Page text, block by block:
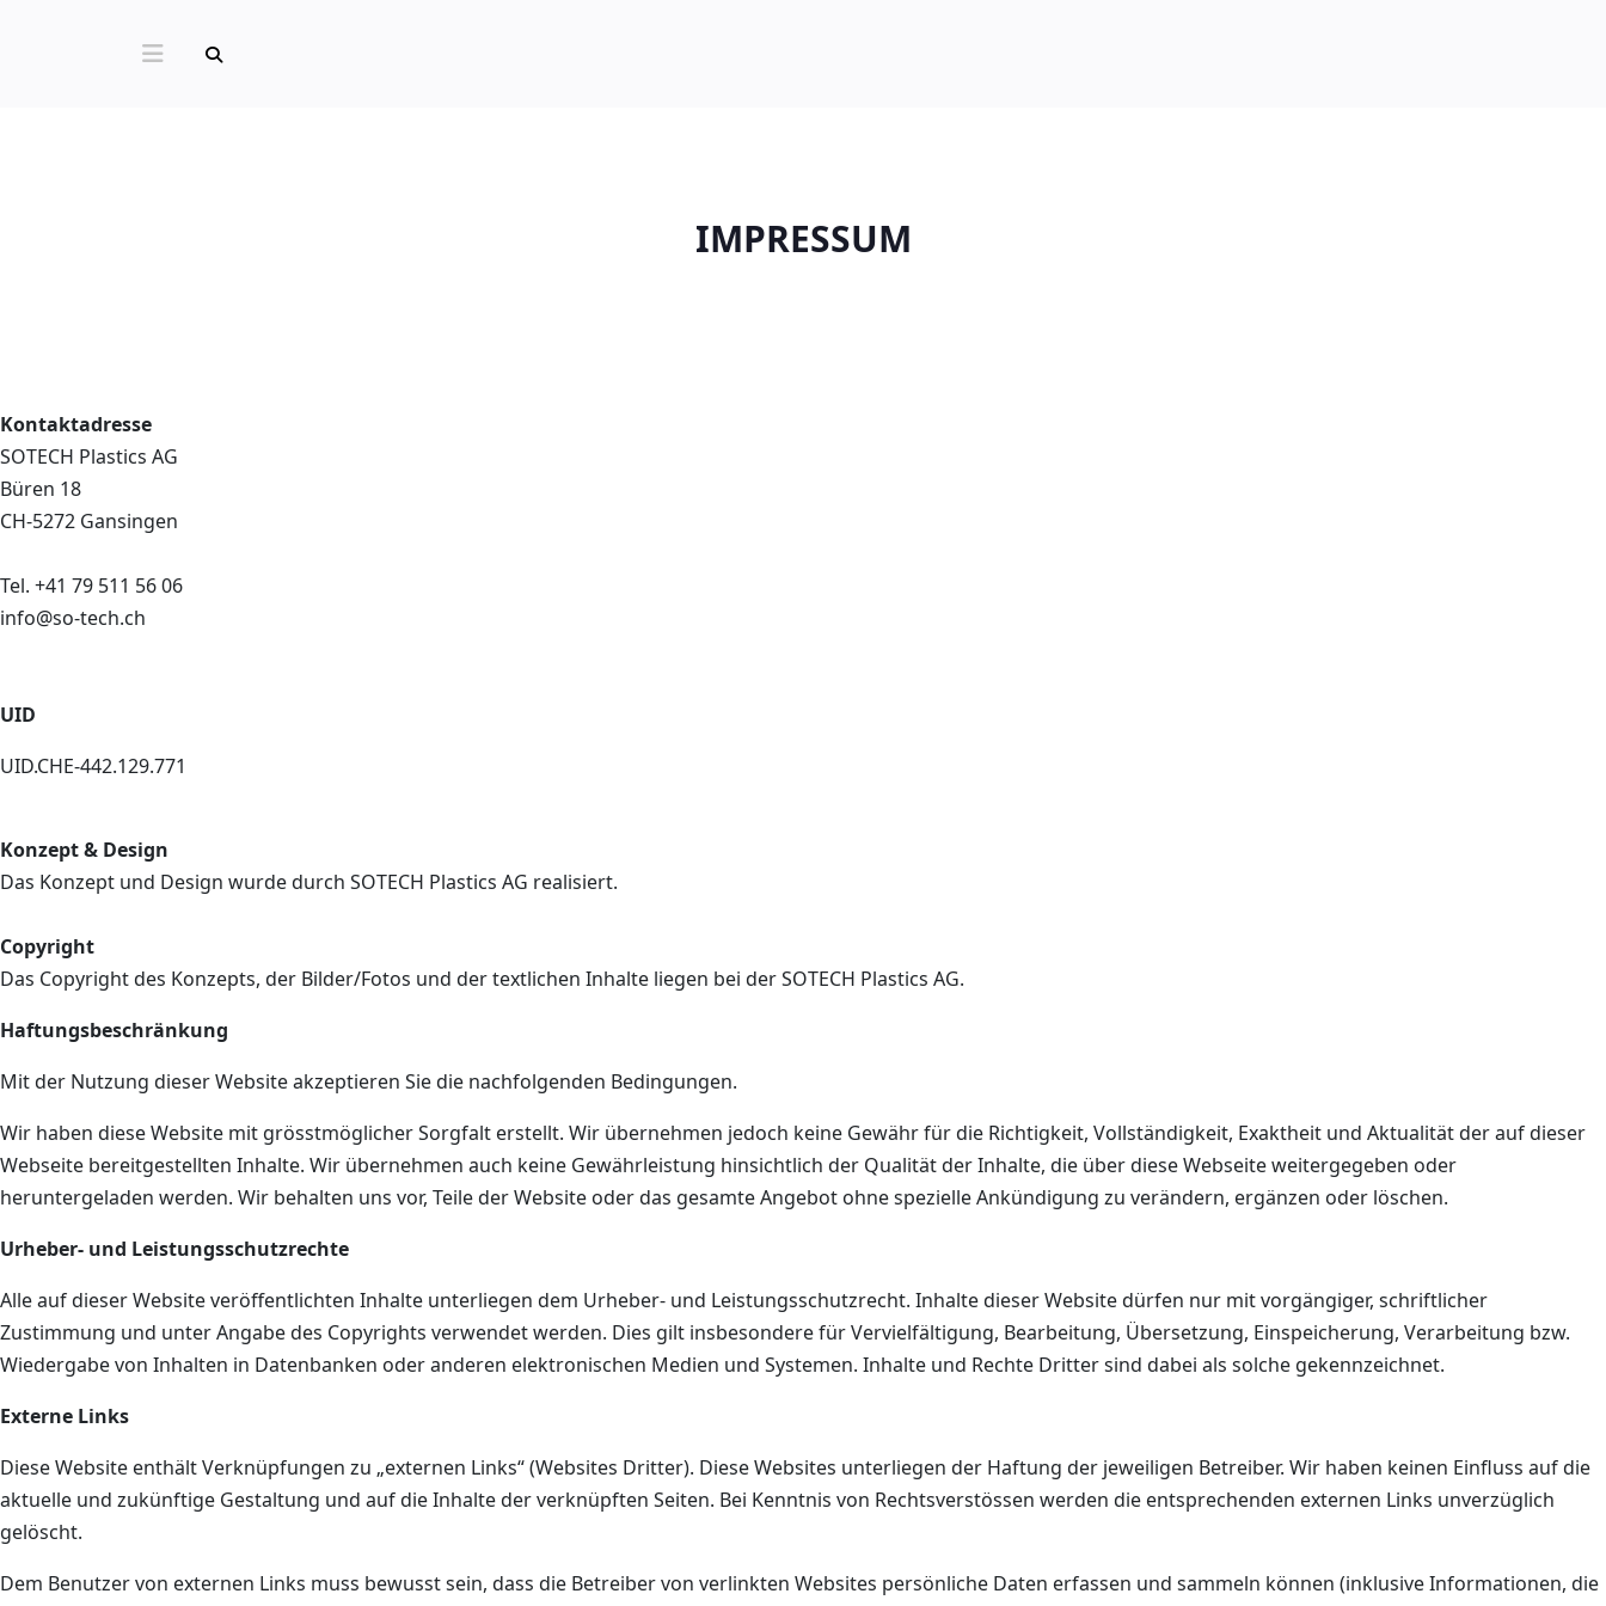
IMPRESSUM
Kontaktadresse
SOTECH Plastics AG
Büren 18
CH-5272 Gansingen
Tel. +41 79 511 56 06
info@so-tech.ch
UID
UID.CHE-442.129.771
Konzept & Design
Das Konzept und Design wurde durch SOTECH Plastics AG realisiert.
Copyright
Das Copyright des Konzepts, der Bilder/Fotos und der textlichen Inhalte liegen bei der SOTECH Plastics AG.
Haftungsbeschränkung
Mit der Nutzung dieser Website akzeptieren Sie die nachfolgenden Bedingungen.
Wir haben diese Website mit grösstmöglicher Sorgfalt erstellt. Wir übernehmen jedoch keine Gewähr für die Richtigkeit, Vollständigkeit, Exaktheit und Aktualität der auf dieser
Webseite bereitgestellten Inhalte. Wir übernehmen auch keine Gewährleistung hinsichtlich der Qualität der Inhalte, die über diese Webseite weitergegeben oder
heruntergeladen werden. Wir behalten uns vor, Teile der Website oder das gesamte Angebot ohne spezielle Ankündigung zu verändern, ergänzen oder löschen.
Urheber- und Leistungsschutzrechte
Alle auf dieser Website veröffentlichten Inhalte unterliegen dem Urheber- und Leistungsschutzrecht. Inhalte dieser Website dürfen nur mit vorgängiger, schriftlicher
Zustimmung und unter Angabe des Copyrights verwendet werden. Dies gilt insbesondere für Vervielfältigung, Bearbeitung, Übersetzung, Einspeicherung, Verarbeitung bzw.
Wiedergabe von Inhalten in Datenbanken oder anderen elektronischen Medien und Systemen. Inhalte und Rechte Dritter sind dabei als solche gekennzeichnet.
Externe Links
Diese Website enthält Verknüpfungen zu „externen Links“ (Websites Dritter). Diese Websites unterliegen der Haftung der jeweiligen Betreiber. Wir haben keinen Einfluss auf die
aktuelle und zukünftige Gestaltung und auf die Inhalte der verknüpften Seiten. Bei Kenntnis von Rechtsverstössen werden die entsprechenden externen Links unverzüglich
gelöscht.
Dem Benutzer von externen Links muss bewusst sein, dass die Betreiber von verlinkten Websites persönliche Daten erfassen und sammeln können (inklusive Informationen, die